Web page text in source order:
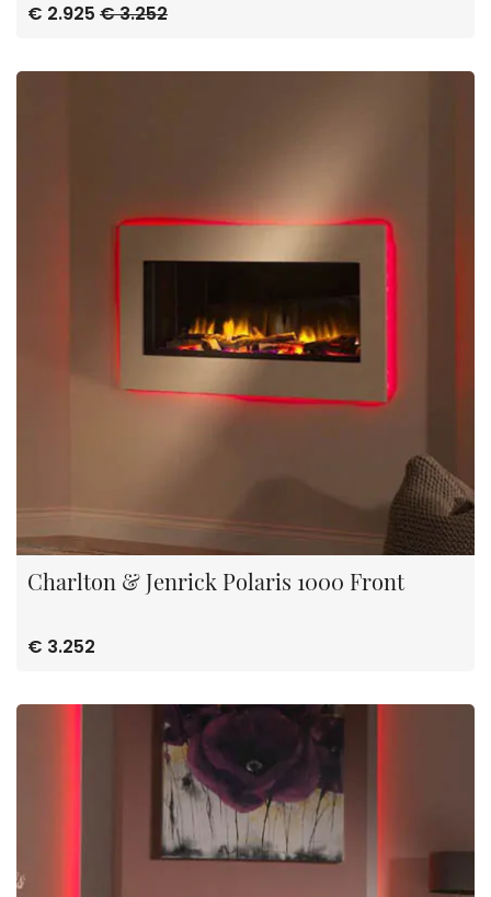
€ 2.925 € 3.252
Charlton & Jenrick Polaris 1000 Front
€ 3.252